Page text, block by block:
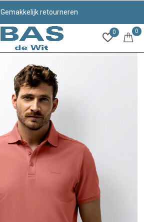
0 0
Gemakkelijk retourneren